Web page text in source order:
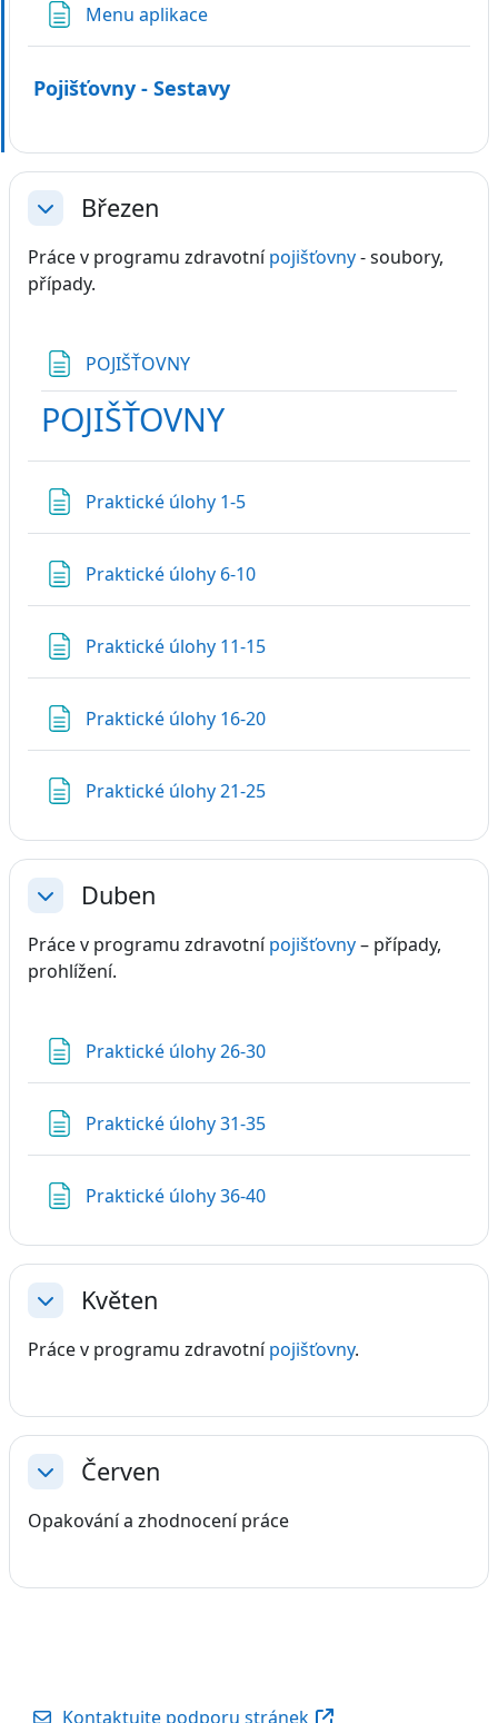
Menu aplikaceStránka
Pojišťovny - Sestavy
Sbalit Březen
Práce v programu zdravotnípojišťovny- soubory,
případy.
POJIŠŤOVNYStránka
POJIŠŤOVNY
Praktické úlohy 1-5Stránka
Praktické úlohy 6-10Stránka
Praktické úlohy 11-15Stránka
Praktické úlohy 16-20Stránka
Praktické úlohy 21-25Stránka
Sbalit Duben
Práce v programu zdravotnípojišťovny– případy,
prohlížení.
Praktické úlohy 26-30Stránka
Praktické úlohy 31-35Stránka
Praktické úlohy 36-40Stránka
Sbalit Květen
Práce v programu zdravotnípojišťovny.
Sbalit Červen
Opakování a zhodnocení práce
Kontaktujte podporu stránek